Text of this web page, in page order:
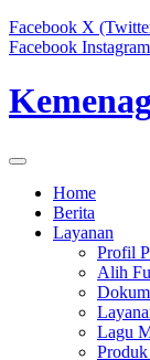
Facebook X
Facebook Instagram
Home
Berita
Layanan
Profil
Alih
Lagu